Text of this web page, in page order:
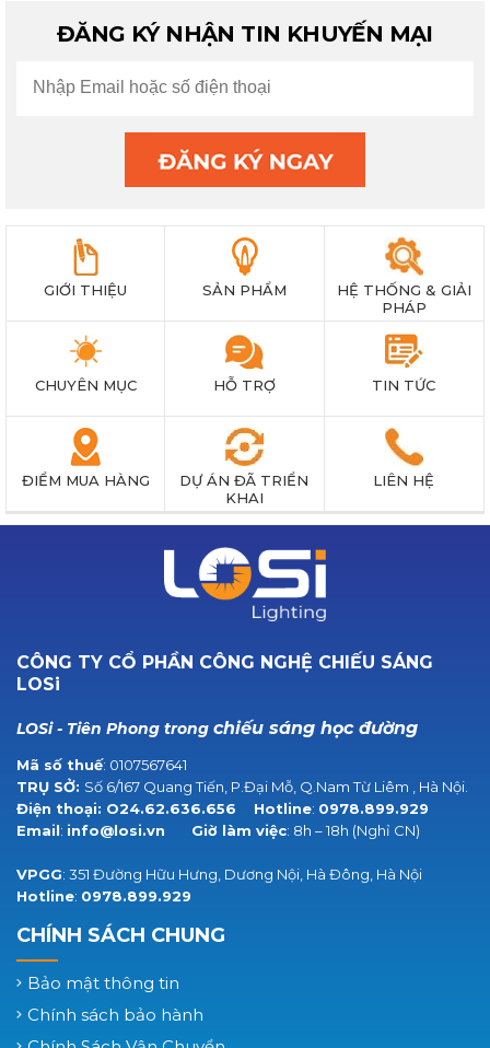
người theo dõi
ĐĂNG KÝ NHẬN TIN KHUYẾN MẠI
GIỚI THIỆU SẢN PHẨM
HỆ THỐNG & GIẢI
PHÁP
CHUYÊN MỤC HỖ TRỢ TIN TỨC
ĐIỂM MUA HÀNG
DỰ ÁN ĐÃ TRIỂN
KHAI
LIÊN HỆ
CÔNG TY CỔ PHẦN CÔNG NGHỆ CHIẾU SÁNG
LOSi
LOSi - Tiên Phong trong chiếu sáng học đường
Mã số thuế: 0107567641
TRỤ SỞ: Số 6/167 Quang Tiến, P.Đại Mỗ, Q.Nam Từ Liêm , Hà Nội.
Điện thoại: O24.62.636.656 Hotline: 0978.899.929
Email: info@losi.vn Giờ làm việc: 8h – 18h (Nghỉ CN)
VPGG: 351 Đường Hữu Hưng, Dương Nội, Hà Đông, Hà Nội
Hotline: 0978.899.929
CHÍNH SÁCH CHUNG
Bảo mật thông tin
Chính sách bảo hành